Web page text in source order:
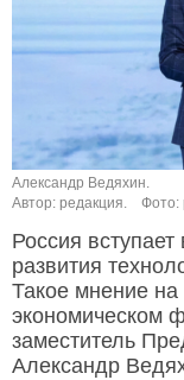
Александр Ведяхин.
Автор: редакция.
Фото:
Россия
развития
Такое мнение
экономическом
заместитель
Александр